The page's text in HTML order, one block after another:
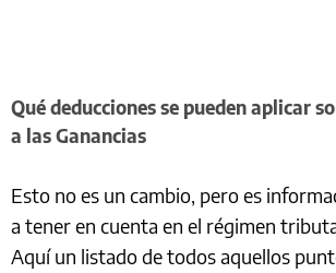
Qué deducciones se pueden aplicar
a las Ganancias
Esto no es un cambio, pero es
a tener en cuenta en el régimen
Aquí un listado de todos aquellos